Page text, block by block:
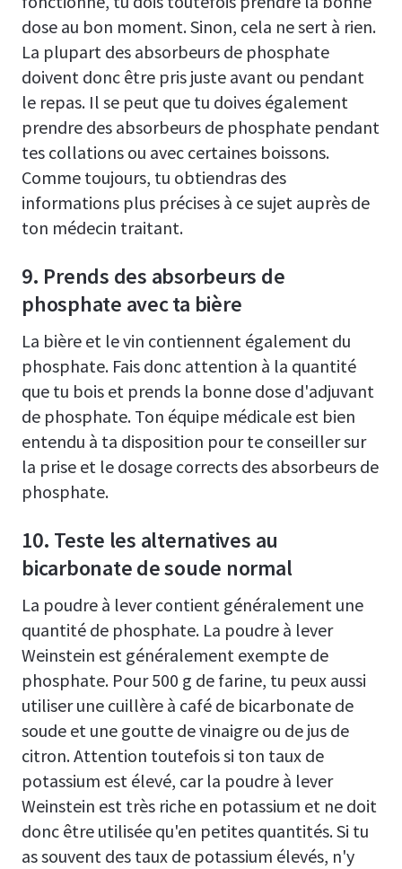
dose au bon moment. Sinon, cela ne sert à rien.
La plupart des absorbeurs de phosphate
doivent donc être pris juste avant ou pendant
le repas. Il se peut que tu doives également
prendre des absorbeurs de phosphate pendant
tes collations ou avec certaines boissons.
Comme toujours, tu obtiendras des
informations plus précises à ce sujet auprès de
ton médecin traitant.
9. Prends des absorbeurs de
phosphate avec ta bière
La bière et le vin contiennent également du
phosphate. Fais donc attention à la quantité
que tu bois et prends la bonne dose d'adjuvant
de phosphate. Ton équipe médicale est bien
entendu à ta disposition pour te conseiller sur
la prise et le dosage corrects des absorbeurs de
phosphate.
10. Teste les alternatives au
bicarbonate de soude normal
La poudre à lever contient généralement une
quantité de phosphate. La poudre à lever
Weinstein est généralement exempte de
phosphate. Pour 500 g de farine, tu peux aussi
utiliser une cuillère à café de bicarbonate de
soude et une goutte de vinaigre ou de jus de
citron. Attention toutefois si ton taux de
potassium est élevé, car la poudre à lever
Weinstein est très riche en potassium et ne doit
donc être utilisée qu'en petites quantités. Si tu
as souvent des taux de potassium élevés, n'y